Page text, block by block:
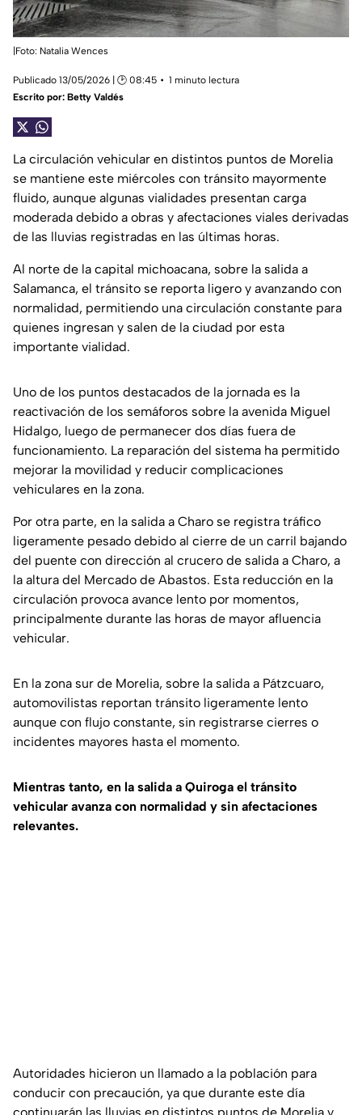
|Foto: Natalia Wences
Publicado 13/05/2026 | 🕑 08:45
1 minuto lectura
Escrito por: Betty Valdés
La circulación vehicular en distintos puntos de Morelia
se mantiene este miércoles con tránsito mayormente
fluido, aunque algunas vialidades presentan carga
moderada debido a obras y afectaciones viales derivadas
de las lluvias registradas en las últimas horas.
Al norte de la capital michoacana, sobre la salida a
Salamanca, el tránsito se reporta ligero y avanzando con
normalidad, permitiendo una circulación constante para
quienes ingresan y salen de la ciudad por esta
importante vialidad.
Uno de los puntos destacados de la jornada es la
reactivación de los semáforos sobre la avenida Miguel
Hidalgo, luego de permanecer dos días fuera de
funcionamiento. La reparación del sistema ha permitido
mejorar la movilidad y reducir complicaciones
vehiculares en la zona.
Por otra parte, en la salida a Charo se registra tráfico
ligeramente pesado debido al cierre de un carril bajando
del puente con dirección al crucero de salida a Charo, a
la altura del Mercado de Abastos. Esta reducción en la
circulación provoca avance lento por momentos,
principalmente durante las horas de mayor afluencia
vehicular.
En la zona sur de Morelia, sobre la salida a Pátzcuaro,
automovilistas reportan tránsito ligeramente lento
aunque con flujo constante, sin registrarse cierres o
incidentes mayores hasta el momento.
Mientras tanto, en la salida a Quiroga el tránsito
vehicular avanza con normalidad y sin afectaciones
relevantes.
Autoridades hicieron un llamado a la población para
conducir con precaución, ya que durante este día